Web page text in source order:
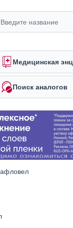
Медицинская
Поиск аналогов